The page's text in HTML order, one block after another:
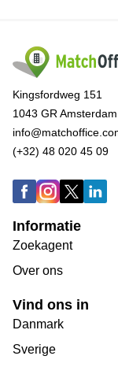
Kingsfordweg 151
1043 GR Amsterdam
(+32) 48 020 45 09
Informatie
Zoekagent
Over ons
Vind ons in
Danmark
Sverige